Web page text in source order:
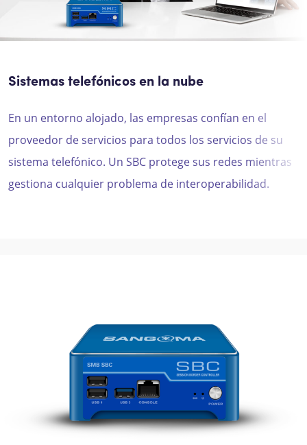
Sistemas telefónicos en la nube
En un entorno alojado, las empresas confían en el
proveedor de servicios para todos los servicios de su
sistema telefónico. Un SBC protege sus redes mientras
gestiona cualquier problema de interoperabilidad.